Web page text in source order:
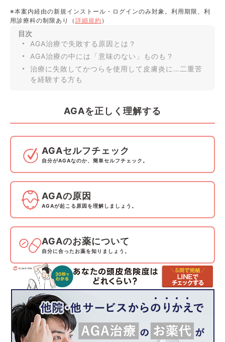
※本案内経由の新規インストール・ログインのみ対象。利用期限、利
用診療科の制限あり（ 詳細規約 ）
目次
AGA治療で失敗する原因とは？
AGA治療の中には「意味のない」ものも？
治療に失敗してかつらを使用して皮膚炎に…二重苦
を経験する方も
AGAを正しく理解する
AGAセルフチェック
自分がAGAなのか、簡単セルフチェック。
AGAの原因
AGAが起こる原因を理解しましょう。
AGAのお薬について
自分に合ったお薬を知りましょう。